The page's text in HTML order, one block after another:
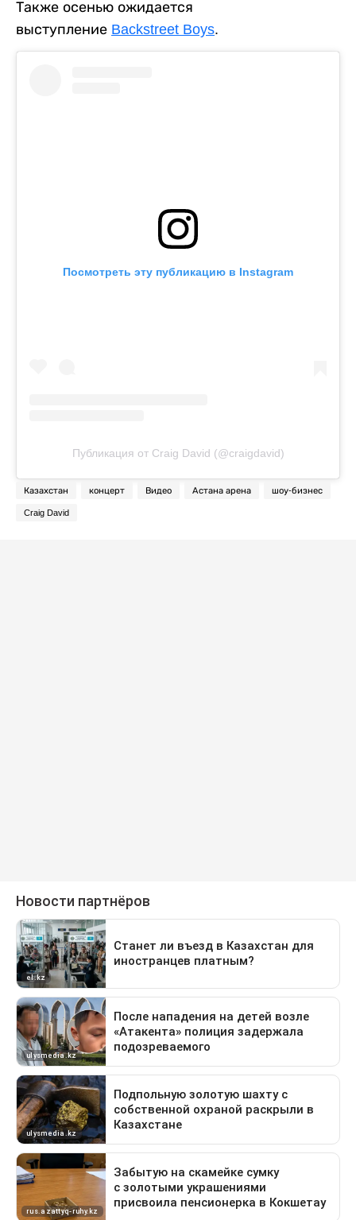
Также осенью ожидается
выступление Backstreet Boys.
Посмотреть эту публикацию в Instagram
Публикация от Craig David (@craigdavid)
Казахстан концерт Видео Астана арена шоу-бизнес
Craig David